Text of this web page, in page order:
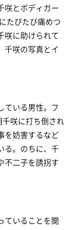
咲とボディガー
たびたび痛めつ
咲に助けられて
千咲の写真とイ
ている男性。フ
千咲に打ち倒され
を妨害するなど
る。のちに、千
不二子を誘拐す
ていることを聞